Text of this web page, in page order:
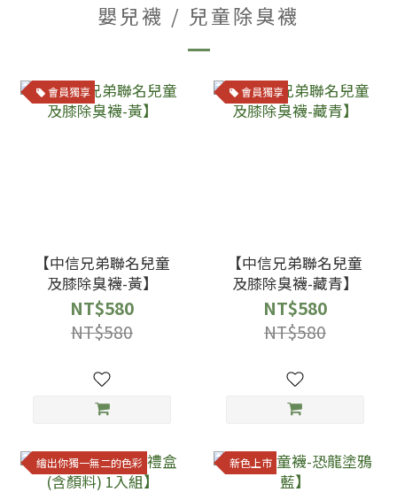
嬰兒襪 / 兒童除臭襪
會員獨享
【中信兄弟聯名兒童
及膝除臭襪-黃】
NT$580
NT$580
會員獨享
【中信兄弟聯名兒童
及膝除臭襪-藏青】
NT$580
NT$580
繪出你獨一無二的色彩 新色上市